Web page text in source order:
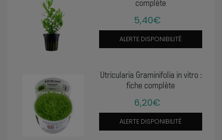
complète
5,40€
ALERTE DISPONIBILITÉ
Utricularia Graminifolia in vitro :
fiche complète
6,20€
ALERTE DISPONIBILITÉ